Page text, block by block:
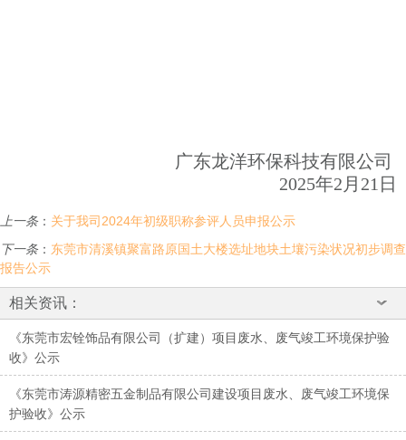
广东龙洋环保科技有限公司
2025年2月21日
上一条： 关于我司2024年初级职称参评人员申报公示
下一条： 东莞市清溪镇聚富路原国土大楼选址地块土壤污染状况初步调查
报告公示
相关资讯：
《东莞市宏铨饰品有限公司（扩建）项目废水、废气竣工环境保护验
收》公示
《东莞市涛源精密五金制品有限公司建设项目废水、废气竣工环境保
护验收》公示